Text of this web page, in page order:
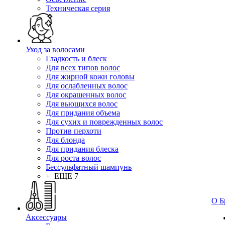
Техническая серия
Уход за волосами
Гладкость и блеск
Для всех типов волос
Для жирной кожи головы
Для ослабленных волос
Для окрашенных волос
Для вьющихся волос
Для придания объема
Для сухих и поврежденных волос
Против перхоти
Для блонда
Для придания блеска
Для роста волос
Бессульфатный шампунь
+ ЕЩЕ 7
Аксессуары
О